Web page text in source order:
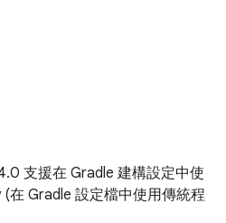
支援在 Gradle 建構設定中使
在 Gradle 設定檔中使用傳統程